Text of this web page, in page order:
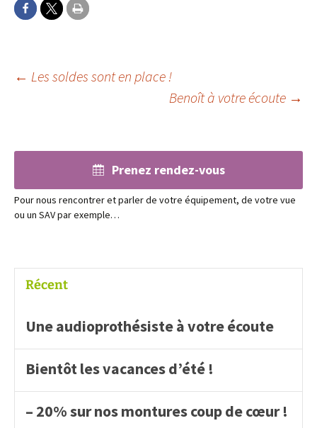
Navigation
articles
← Les soldes sont en place !
Benoît à votre écoute →
Prenez rendez-vous
Pour nous rencontrer et parler de votre équipement, de votre vue
ou un SAV par exemple…
Récent
Une audioprothésiste à votre écoute
Bientôt les vacances d’été !
– 20% sur nos montures coup de cœur !